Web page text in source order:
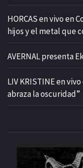
HORCAS en vivo en
hijos y el metal que
AVERNAL presenta
LIV KRISTINE en
abraza la oscuridad”